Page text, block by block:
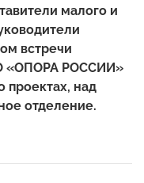
малого и
встречи
«ОПОРА РОССИИ»
проектах, над
отделение.